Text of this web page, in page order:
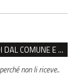
REGGIO, DE LUCIA CONTRO SALSI: “PRENDE SOLDI DAL COMUNE E DIFFONDE FAKE NEWS”
non li riceve..